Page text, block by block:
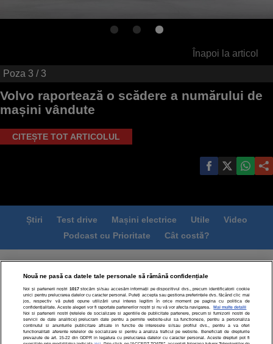
Înapoi la articol
Poza 3 / 3
Volvo raportează o scădere a numărului de
mașini vândute
CITEȘTE TOT ARTICOLUL
Știri Test drive Mașini electrice Utile
Video
Podcast cu Prioritate
Cât costă?
Termeni si conditii
Politica de confidentialitate
Politica de cookies
Echipa editorială
Modifică Setările
Nouă ne pasă ca datele tale personale să rămână confidențiale
Noi și partenerii noștri 1017stocăm și/sau accesăm informații pe dispozitivul dvs., precum identificatorii cookie
unici pentru prelucrarea datelor cu caracter personal. Puteți accepta sau gestiona preferințele dvs. făcând clic mai
jos, respectiv vă puteți opune utilizării unui interes legitim în orice moment pe pagina cu politica de
confidențialitate. Aceste alegeri vor fi raportate partenerilor noștri și nu vă vor afecta navigarea.
Mai multe detalii
Noi si partenerii nostri (retelele de socializare si agentiile de publicitate partenere, precum si furnizorii nostri de
servicii de date analitice) prelucram date pentru a permite website-ului sa functioneze, pentru a personaliza
continutul si anunturile publicitare afisate in functie de interesele si/sau profilul dvs., pentru a va oferi
functionalitati aferente retelelor de socializare si pentru a analiza traficul pe website. Beneficiati de drepturile
prevazute de art. 15-22 din GDPR in legatura cu prelucrarea datelor cu caracter personal. Aceste drepturi pot fi